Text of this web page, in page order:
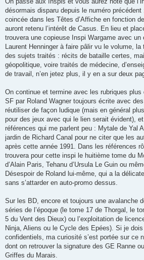
désormais disparu depuis le numéro
coincée dans les Têtes d’Affiche en fonction
auront retenu l’intérêt de Casus. En lieu et
trouvera une copieuse Inspi Wargame avec
Laurent Henninger à faire pâlir vu le volume,
des sujets traités : récits de bataille certes,
géopolitique, voire traités de médecine,
de travail, n’en jetez plus, il y en a sur deux
On continue et termine avec les rubriques plus
SF par Roland Wagner toujours écrite avec
réutiliser de façon ludique (mais en général
pour des jeux avec qui le lien serait évident),
références qui me parlent peu : Mytale de Yal
jardin de Richard Canal pour ne citer que les
après cette année 1991. Dans les références
trouvera pour cette inspi le huitième tome du
d’Alain Paris, Tehanu d’Ursula Le Guin ou
Désespoir de Roland lui-même, qui a la
sans s’attarder en auto-promo dessus.
Sur les BD, encore et toujours une avalanche
séries de l’époque (le tome 17 de Thorgal, le
5 du Vent des Dieux) ou l’exploitation de
Ninja, Aliens ou le Cycle des Epées). Si je
confidentiels, ma curiosité s’est portée sur ce
dont on retrouver la signature des GE Ranne
Griffes du Marais.